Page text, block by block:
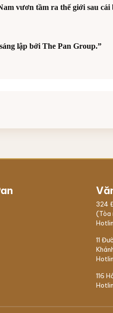
vươn tầm ra thế giới sau
lập bởi The Pan Group.”
324
(Tòa
11
116